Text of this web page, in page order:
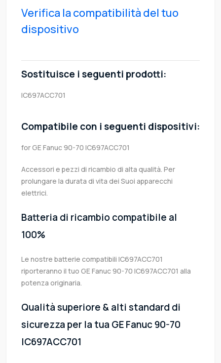
Verifica la compatibilità del tuo
dispositivo
Sostituisce i seguenti prodotti:
IC697ACC701
Compatibile con i seguenti dispositivi:
for GE Fanuc 90-70 IC697ACC701
Accessori e pezzi di ricambio di alta qualità. Per
prolungare la durata di vita dei Suoi apparecchi
elettrici.
Batteria di ricambio compatibile al
100%
Le nostre batterie compatibili IC697ACC701
riporteranno il tuo GE Fanuc 90-70 IC697ACC701 alla
potenza originaria.
Qualità superiore & alti standard di
sicurezza per la tua GE Fanuc 90-70
IC697ACC701